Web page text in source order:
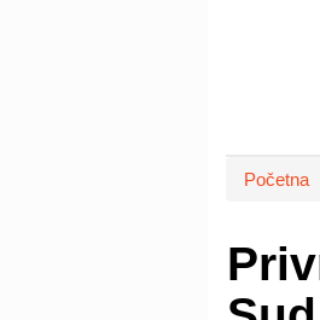
Početna